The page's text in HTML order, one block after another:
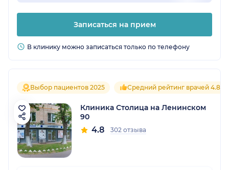
Записаться на прием
В клинику можно записаться только по телефону
Выбор пациентов 2025 Средний рейтинг врачей 4.8
Клиника Столица на Ленинском
90
4.8 302 отзыва